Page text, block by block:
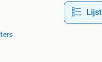
Lijst